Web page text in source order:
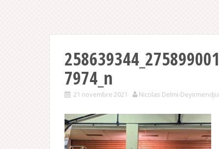
7974_n
21 novembre 2021 Nicolas Delmi-